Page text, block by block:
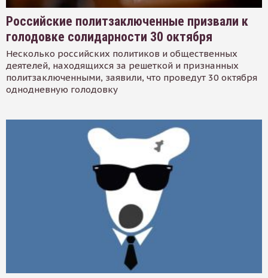
Российские политзаключенные призвали к
голодовке солидарности 30 октября
Несколько российских политиков и общественных
деятелей, находящихся за решеткой и признанных
политзаключенными, заявили, что проведут 30 октября
однодневную голодовку